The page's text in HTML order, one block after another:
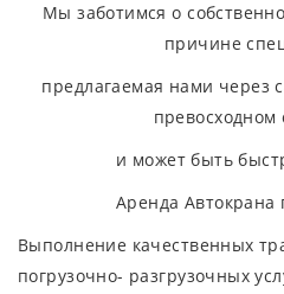
Мы заботимся о
причине
предлагаемая нами через
превосходном
и может быть
Аренда Автокрана
Выполнение качественных
погрузочно- разгрузочных